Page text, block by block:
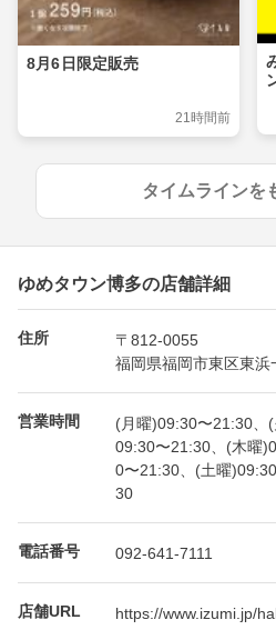
8月6日限定販売
21時間前
タイムラインを
ゆめタウン博多の店舗詳細
住所
〒812-0055
福岡県福岡市東区東浜
営業時間
(月曜)09:30〜21:30、
09:30〜21:30、(木曜
0〜21:30、(土曜
30
電話番号 092-641-7111
店舗URL https://www.izumi.jp/